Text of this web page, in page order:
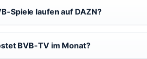
Spiele laufen auf DAZN?
BVB-TV im Monat?